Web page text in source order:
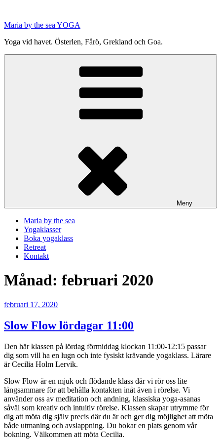
innehåll
Maria by the sea YOGA
Yoga vid havet. Österlen, Fårö, Grekland och Goa.
Meny
Maria by the sea
Yogaklasser
Boka yogaklass
Retreat
Kontakt
Månad: februari 2020
Publicerat
februari 17, 2020
Slow Flow lördagar 11:00
Den här klassen på lördag förmiddag klockan 11:00-12:15 passar
dig som vill ha en lugn och inte fysiskt krävande yogaklass. Lärare
är Cecilia Holm Lervik.
Slow Flow är en mjuk och flödande klass där vi rör oss lite
långsammare för att behålla kontakten inåt även i rörelse. Vi
använder oss av meditation och andning, klassiska yoga-asanas
såväl som kreativ och intuitiv rörelse. Klassen skapar utrymme för
dig att möta dig själv precis där du är och ger dig möjlighet att möta
både utmaning och avslappning. Du bokar en plats genom vår
bokning. Välkommen att möta Cecilia.